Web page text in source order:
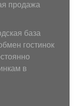
продажа
база
гостинок
в